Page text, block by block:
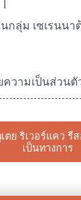
ลุ่ม เซเรนนา
ความเป็นส่วนตั
ย ริเวอร์แคว รี
เป็นทางการ